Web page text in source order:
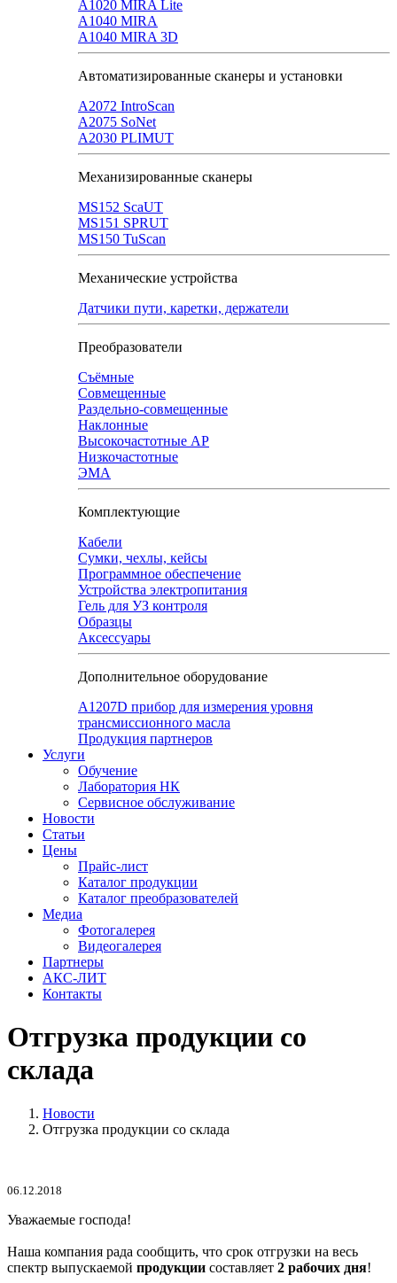
A1020 MIRA Lite
А1040 MIRA
A1040 MIRA 3D
Автоматизированные сканеры и установки
А2072 IntroScan
А2075 SoNet
А2030 PLIMUT
Механизированные сканеры
MS152 SсaUT
MS151 SPRUT
MS150 TuScan
Механические устройства
Датчики пути, каретки, держатели
Преобразователи
Съёмные
Совмещенные
Раздельно-совмещенные
Наклонные
Высокочастотные АР
Низкочастотные
ЭМА
Комплектующие
Кабели
Сумки, чехлы, кейсы
Программное обеспечение
Устройства электропитания
Гель для УЗ контроля
Образцы
Аксессуары
Дополнительное оборудование
А1207D прибор для измерения уровня
трансмиссионного масла
Продукция партнеров
Услуги
Обучение
Лаборатория НК
Сервисное обслуживание
Новости
Статьи
Цены
Прайс-лист
Каталог продукции
Каталог преобразователей
Медиа
Фотогалерея
Видеогалерея
Партнеры
АКС-ЛИТ
Контакты
Отгрузка продукции со
склада
Новости
Отгрузка продукции со склада
06.12.2018
Уважаемые господа!
Наша компания рада сообщить, что срок отгрузки на весь
спектр выпускаемой продукции составляет 2 рабочих дня!